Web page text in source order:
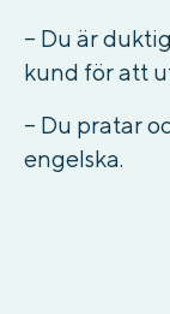
– Du är
kund för att
– Du pratar
engelska.